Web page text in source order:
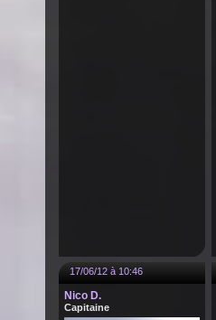
17/06/12 à 10:46
Nico D.
Capitaine